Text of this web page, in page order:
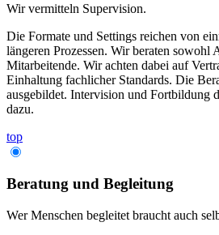
Wir vermitteln Supervision.
Die Formate und Settings reichen von
längeren Prozessen. Wir beraten sowohl
Mitarbeitende. Wir achten dabei auf
Einhaltung fachlicher Standards. Die
ausgebildet. Intervision und Fortbildung
dazu.
top
Beratung und Begleitung
Wer Menschen begleitet braucht auch